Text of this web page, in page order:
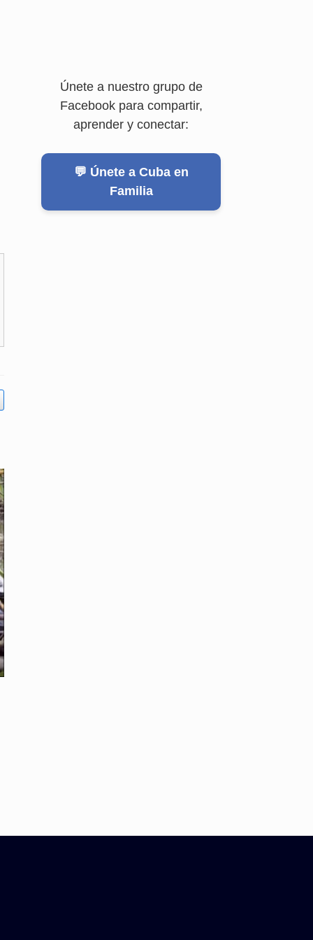
Únete a nuestro grupo de
Facebook para compartir,
aprender y conectar:
💬 Únete a Cuba en
Familia